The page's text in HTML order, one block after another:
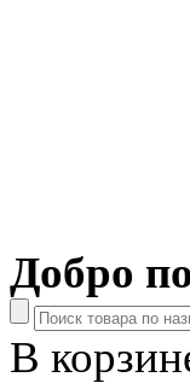
Добро
В